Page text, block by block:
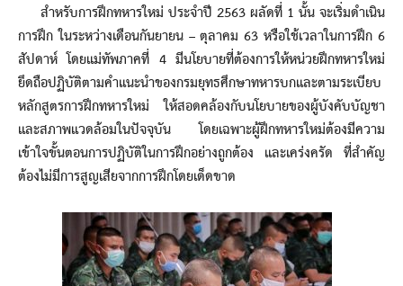
สำหรับการฝึกทหารใหม่ ประจำปี 2563 ผลัดที่ 1 นั้น จะเริ่มดำเนิน
การฝึก ในระหว่างเดือนกันยายน – ตุลาคม 63 หรือใช้เวลาในการฝึก 6
สัปดาห์ โดยแม่ทัพภาคที่ 4 มีนโยบายที่ต้องการให้หน่วยฝึกทหารใหม่
ยึดถือปฏิบัติตามคำแนะนำของกรมยุทธศึกษาทหารบกและตามระเบียบ
หลักสูตรการฝึกทหารใหม่ ให้สอดคล้องกับนโยบายของผู้บังคับบัญชา
และสภาพแวดล้อมในปัจจุบัน โดยเฉพาะผู้ฝึกทหารใหม่ต้องมีความ
เข้าใจขั้นตอนการปฏิบัติในการฝึกอย่างถูกต้อง และเคร่งครัด ที่สำคัญ
ต้องไม่มีการสูญเสียจากการฝึกโดยเด็ดขาด